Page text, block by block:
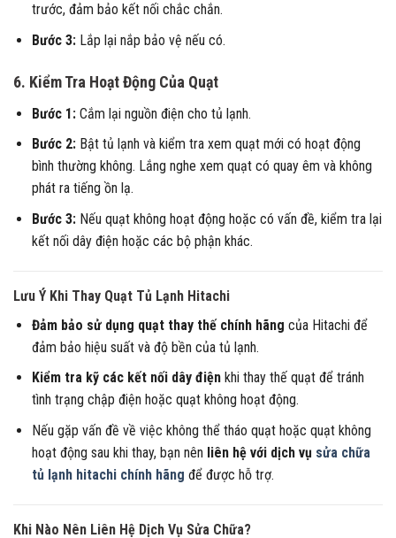
trước, đảm bảo kết nối chắc chắn.
Bước 3:Lắp lại nắp bảo vệ nếu có.
6. Kiểm Tra Hoạt Động Của Quạt
Bước 1:Cắm lại nguồn điện cho tủ lạnh.
Bước 2:Bật tủ lạnh và kiểm tra xem quạt mới có hoạt động
bình thường không. Lắng nghe xem quạt có quay êm và không
phát ra tiếng ồn lạ.
Bước 3:Nếu quạt không hoạt động hoặc có vấn đề, kiểm tra lại
kết nối dây điện hoặc các bộ phận khác.
Lưu Ý Khi Thay Quạt Tủ Lạnh Hitachi
Đảm bảo sử dụng quạt thay thế chính hãng của Hitachi để
đảm bảo hiệu suất và độ bền của tủ lạnh.
Kiểm tra kỹ các kết nối dây điệnkhi thay thế quạt để tránh
tình trạng chập điện hoặc quạt không hoạt động.
Nếu gặp vấn đề về việc không thể tháo quạt hoặc quạt không
hoạt động sau khi thay, bạn nên liên hệ với dịch vụ sửa chữa
tủ lạnh hitachi chính hãng để được hỗ trợ.
Khi Nào Nên Liên Hệ Dịch Vụ Sửa Chữa?